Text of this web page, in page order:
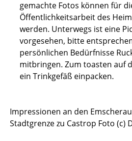
gemachte Fotos können für
Öffentlichkeitsarbeit des
werden. Unterwegs ist eine
vorgesehen, bitte
persönlichen Bedürfnisse
mitbringen. Zum toasten auf
ein Trinkgefäß einpacken.
Impressionen an den
Stadtgrenze zu Castrop Foto (c)